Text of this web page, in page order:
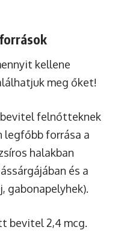
kellene
meg őket!
felnőtteknek
legfőbb forrása a
halakban
és a
gabonapelyhek).
bevitel 2,4 mcg.